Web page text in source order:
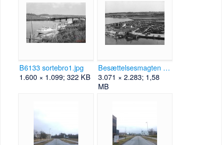
B6133 sortebro1.jpg
1.600 × 1.099; 322 KB
Besættelsesmagten B1250.jpg
3.071 × 2.283; 1,58
MB